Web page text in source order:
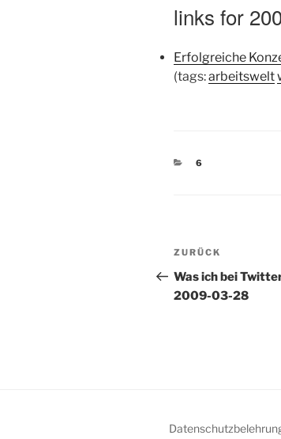
links for
Erfolgreiche
(tags:arbeitswelt
KATEGORIEN
6
Vorheriger
Beitrag
ZURÜCK
Was ich bei
2009-03-28